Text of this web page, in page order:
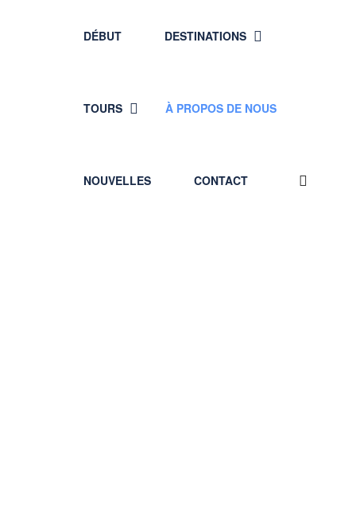
DÉBUT DESTINATIONS
TOURS À PROPOS DE NOUS
NOUVELLES CONTACT